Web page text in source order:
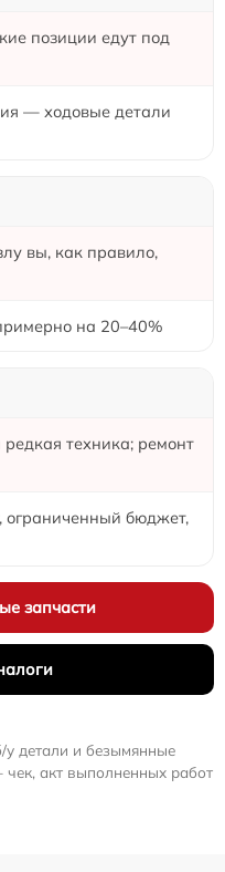
позиции едут под
— ходовые детали
вы, как правило,
на 20–40%
техника; ремонт
ограниченный бюджет,
запчасти
у детали и безымянные
акт выполненных работ